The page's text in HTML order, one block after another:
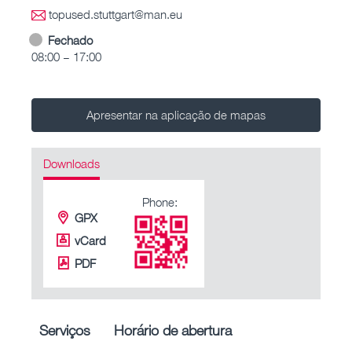
topused.stuttgart@man.eu
Fechado
08:00 – 17:00
Apresentar na aplicação de mapas
Downloads
GPX
vCard
PDF
Phone:
Serviços Horário de abertura